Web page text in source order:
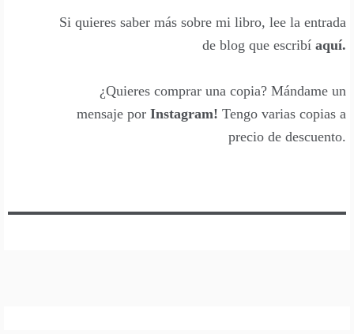
Si quieres saber más sobre mi libro, lee la entrada
de blog que escribí aquí.
¿Quieres comprar una copia? Mándame un
mensaje por Instagram! Tengo varias copias a
precio de descuento.